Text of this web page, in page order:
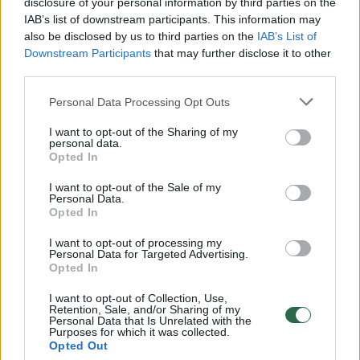
IAB’s list of downstream participants. This information may
also be disclosed by us to third parties on the IAB’s List of
Downstream Participants that may further disclose it to other
Personal Data Processing Opt Outs
I want to opt-out of the Sharing of my
personal data.
Opted In
I want to opt-out of the Sale of my
Personal Data.
Opted In
I want to opt-out of processing my
Personal Data for Targeted Advertising.
Opted In
I want to opt-out of Collection, Use,
Retention, Sale, and/or Sharing of my
Personal Data that Is Unrelated with the
Purposes for which it was collected.
Opted Out
00:00:49
Pateikė daugiau detalių apie iš tėvų paimtus šešis
vaikus: jiems kilusi grėsmė
Vaizdai iš tragiškos avarijos Vilniaus r.: dviejų moterų ir
vaiko gyvybių išgelbėti nepavyko
vaizdas pribloškia
Žinios
00:02:01
„Pagarba pirmajai premjerei“: pasidalijo jautriais
prisiminimais apie Kazimierą Prunskienę